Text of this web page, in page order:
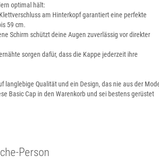
optimal hält:
am Hinterkopf garantiert eine perfekte
59 cm.
Schirm schützt deine Augen zuverlässig vor direkter
sorgen dafür, dass die Kappe jederzeit ihre
langlebige Qualität und ein Design, das nie aus der
Basic Cap in den Warenkorb und sei bestens gerüstet
Person